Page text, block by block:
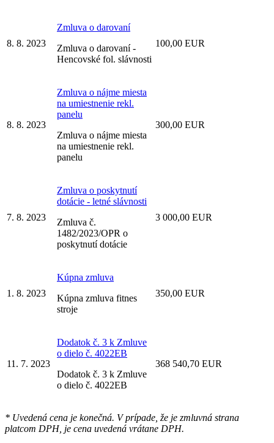
8. 8. 2023
Zmluva o darovaní
Zmluva o darovaní -
Hencovské fol. slávnosti
100,00 EUR
8. 8. 2023
Zmluva o nájme miesta
na umiestnenie rekl.
panelu
Zmluva o nájme miesta
na umiestnenie rekl.
panelu
300,00 EUR
7. 8. 2023
Zmluva o poskytnutí
dotácie - letné slávnosti
Zmluva č.
1482/2023/OPR o
poskytnutí dotácie
3 000,00 EUR
1. 8. 2023
Kúpna zmluva
Kúpna zmluva fitnes
stroje
350,00 EUR
11. 7. 2023
Dodatok č. 3 k Zmluve
o dielo č. 4022EB
Dodatok č. 3 k Zmluve
o dielo č. 4022EB
368 540,70 EUR
* Uvedená cena je konečná. V prípade, že je zmluvná strana
platcom DPH, je cena uvedená vrátane DPH.